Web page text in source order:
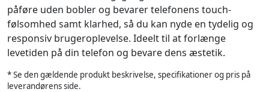
påføre uden bobler og bevarer telefonens touch-
følsomhed samt klarhed, så du kan nyde en tydelig og
responsiv brugeroplevelse. Ideelt til at forlænge
levetiden på din telefon og bevare dens æstetik.
* Se den gældende produkt beskrivelse, specifikationer og pris på
leverandørens side.